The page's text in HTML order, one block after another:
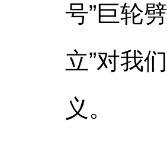
号”巨轮
立”对我
义。